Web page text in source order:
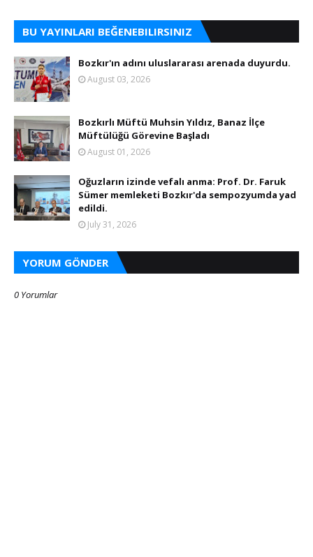
BU YAYINLARI BEĞENEBILIRSINIZ
Bozkır'ın adını uluslararası arenada duyurdu.
August 03, 2026
Bozkırlı Müftü Muhsin Yıldız, Banaz İlçe
Müftülüğü Görevine Başladı
August 01, 2026
Oğuzların izinde vefalı anma: Prof. Dr. Faruk
Sümer memleketi Bozkır'da sempozyumda yad
edildi.
July 31, 2026
YORUM GÖNDER
0 Yorumlar